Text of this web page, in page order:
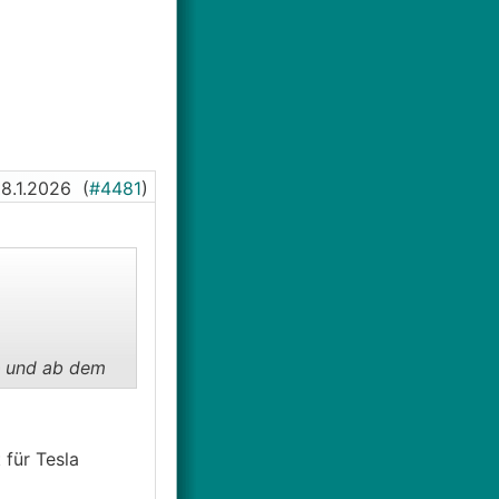
klar- ich
(#4481)
und ab dem
Tesla